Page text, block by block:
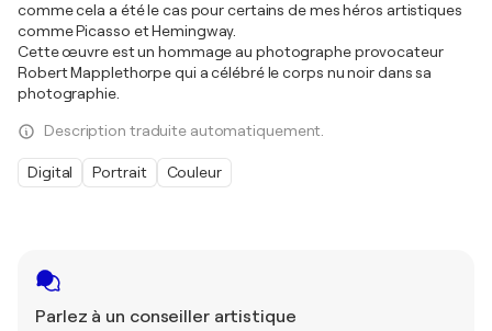
Parlez à un conseiller artistique
comme cela a été le cas pour certains de mes héros artistiques
comme Picasso et Hemingway.
Cette œuvre est un hommage au photographe provocateur
Robert Mapplethorpe qui a célébré le corps nu noir dans sa
photographie.
Description traduite automatiquement.
Digital Portrait Couleur